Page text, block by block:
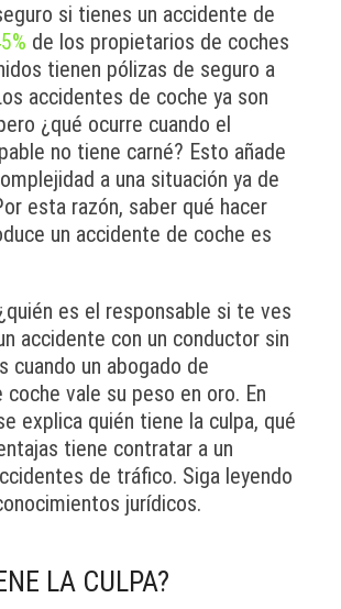
si tienes un accidente de
de los propietarios de coches
tienen pólizas de seguro a
accidentes de coche ya son
¿qué ocurre cuando el
no tiene carné? Esto añade
a una situación ya de
esta razón, saber qué hacer
un accidente de coche es
es el responsable si te ves
accidente con un conductor sin
cuando un abogado de
vale su peso en oro. En
explica quién tiene la culpa, qué
tiene contratar a un
de tráfico. Siga leyendo
jurídicos.
LA CULPA?